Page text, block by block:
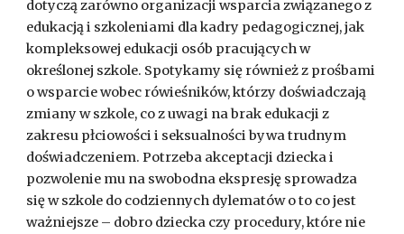
dotyczą zarówno organizacji wsparcia związanego z
edukacją i szkoleniami dla kadry pedagogicznej, jak
kompleksowej edukacji osób pracujących w
określonej szkole. Spotykamy się również z prośbami
o wsparcie wobec rówieśników, którzy doświadczają
zmiany w szkole, co z uwagi na brak edukacji z
zakresu płciowości i seksualności bywa trudnym
doświadczeniem. Potrzeba akceptacji dziecka i
pozwolenie mu na swobodna ekspresję sprowadza
się w szkole do codziennych dylematów o to co jest
ważniejsze – dobro dziecka czy procedury, które nie